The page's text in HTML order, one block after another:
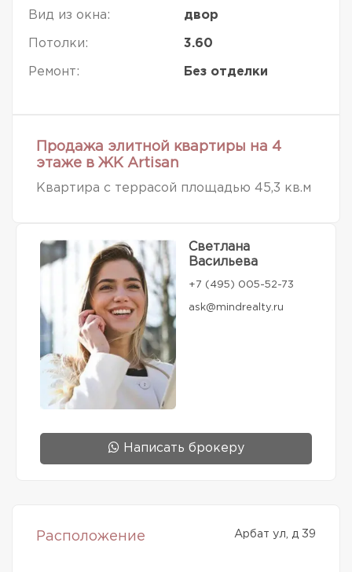
Вид из окна: двор
Потолки: 3.60
Ремонт: Без отделки
Продажа элитной квартиры на 4
этаже в ЖК Artisan
Квартира с террасой площадью 45,3 кв.м
Светлана
Васильева
+7 (495) 005-52-73
ask@mindrealty.ru
Написать брокеру
Расположение Арбат ул, д 39